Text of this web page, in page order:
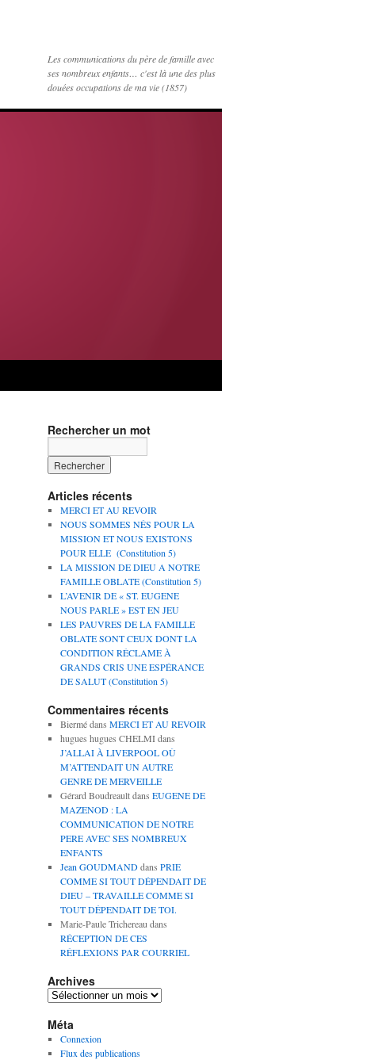
Les communications du père de famille avec
ses nombreux enfants… c'est là une des plus
douées occupations de ma vie (1857)
Rechercher un mot
Articles récents
MERCI ET AU REVOIR
NOUS SOMMES NÉS POUR LA
MISSION ET NOUS EXISTONS
POUR ELLE (Constitution 5)
LA MISSION DE DIEU A NOTRE
FAMILLE OBLATE (Constitution 5)
L’AVENIR DE « ST. EUGENE
NOUS PARLE » EST EN JEU
LES PAUVRES DE LA FAMILLE
OBLATE SONT CEUX DONT LA
CONDITION RÉCLAME À
GRANDS CRIS UNE ESPÉRANCE
DE SALUT (Constitution 5)
Commentaires récents
Biermédans MERCI ET AU REVOIR
hugues hugues CHELMIdans
J’ALLAI À LIVERPOOL OÙ
M’ATTENDAIT UN AUTRE
GENRE DE MERVEILLE
Gérard Boudreaultdans EUGENE DE
MAZENOD : LA
COMMUNICATION DE NOTRE
PERE AVEC SES NOMBREUX
ENFANTS
Jean GOUDMANDdans PRIE
COMME SI TOUT DÉPENDAIT DE
DIEU – TRAVAILLE COMME SI
TOUT DÉPENDAIT DE TOI.
Marie-Paule Trichereau dans
RÉCEPTION DE CES
RÉFLEXIONS PAR COURRIEL
Archives
Archives
Méta
Connexion
Flux des publications